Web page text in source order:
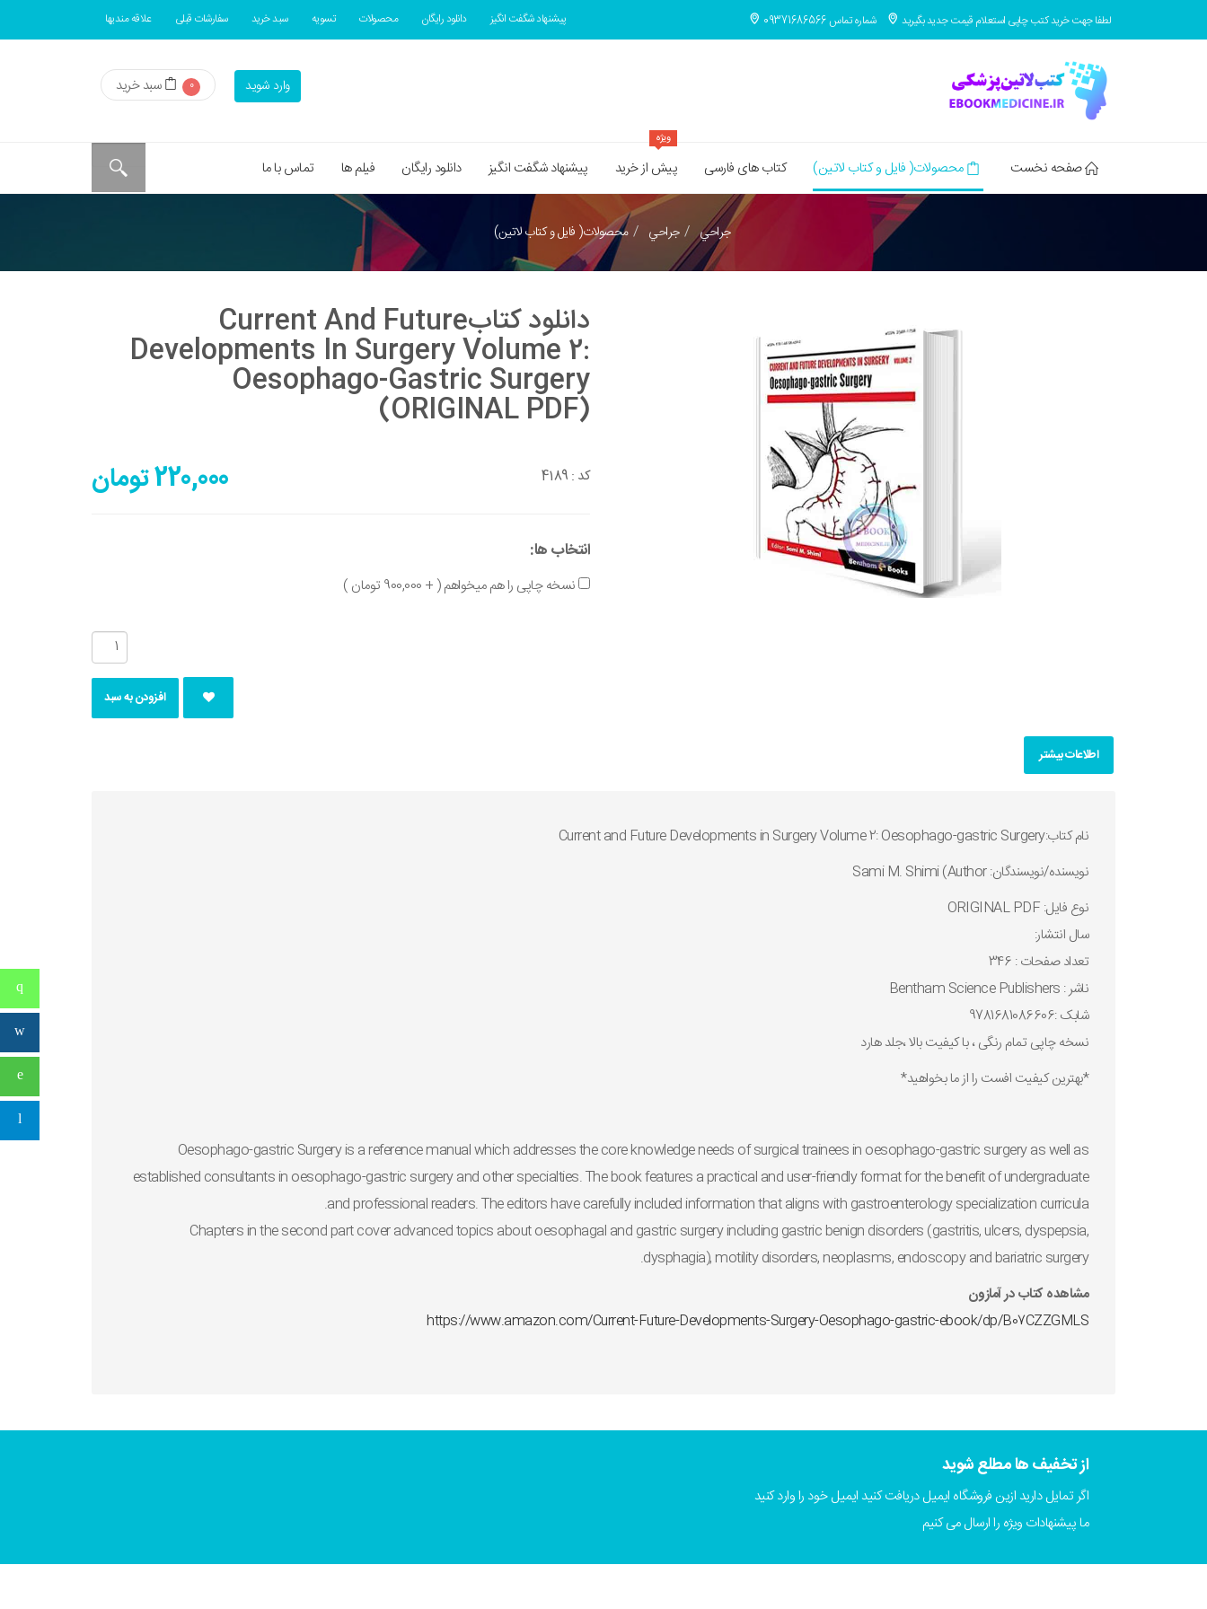
شماره تماس 09371686566 لطفا جهت خرید کتب چاپی استعلام قیمت جدید بگیرید علاقه مندیها سفارشات قبلی سبد خرید تسویه محصولات دانلود رایگان پیشنهاد شگفت انگیز
سبد خرید 0 وارد شوید
صفحه نخست محصولات( فایل و کتاب لاتین) کتاب های فارسی پیش از خرید
ویژه
پیشنهاد شگفت انگیز دانلود رایگان فیلم ها تماس با ما
محصولات( فایل و کتاب لاتین) جراحي جراحي
دانلود کتابCurrent And Future
Developments In Surgery Volume 2:
Oesophago-Gastric Surgery
(ORIGINAL PDF)
220,000 تومان کد : 4189
انتخاب ها:
نسخه چاپی را هم میخواهم ( + 900,000 تومان )
افزودن به سبد
اطلاعات بیشتر
نام کتاب:Current and Future Developments in Surgery Volume 2: Oesophago-gastric Surgery
نويسنده/نويسندگان: Sami M. Shimi (Author
نوع فايل: ORIGINAL PDF
سال انتشار:
تعداد صفحات : 346
ناشر : ‎ ‎ Bentham Science Publishers
شابک :9781681086606
نسخه چاپی تمام رنگی ، با کیفیت بالا ،جلد هارد
*بهترین کیفیت افست را از ما بخواهید*
Oesophago-gastric Surgery is a reference manual which addresses the core knowledge needs of surgical trainees in oesophago-gastric surgery as well as
established consultants in oesophago-gastric surgery and other specialties. The book features a practical and user-friendly format for the benefit of undergraduate
and professional readers. The editors have carefully included information that aligns with gastroenterology specialization curricula.
Chapters in the second part cover advanced topics about oesophagal and gastric surgery including gastric benign disorders (gastritis, ulcers, dyspepsia,
dysphagia), motility disorders, neoplasms, endoscopy and bariatric surgery.
مشاهده کتاب در آمازون
https://www.amazon.com/Current-Future-Developments-Surgery-Oesophago-gastric-ebook/dp/B07CZZGMLS
از تخفیف ها مطلع شوید
اگر تمایل دارید ازین فروشگاه ایمیل دریافت کنید ایمیل خود را وارد کنید
ما پیشنهادات ویژه را ارسال می کنیم